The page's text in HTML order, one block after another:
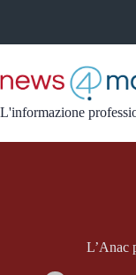
L'informazione
L’Anac